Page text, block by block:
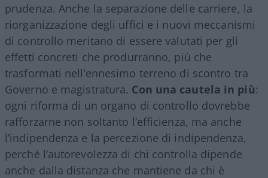
prudenza. Anche la separazione delle carriere, la
riorganizzazione degli uffici e i nuovi meccanismi
di controllo meritano di essere valutati per gli
effetti concreti che produrranno, più che
trasformati nell’ennesimo terreno di scontro tra
Governo e magistratura. Con una cautela in più:
ogni riforma di un organo di controllo dovrebbe
rafforzarne non soltanto l’efficienza, ma anche
l’indipendenza e la percezione di indipendenza,
perché l’autorevolezza di chi controlla dipende
anche dalla distanza che mantiene da chi è